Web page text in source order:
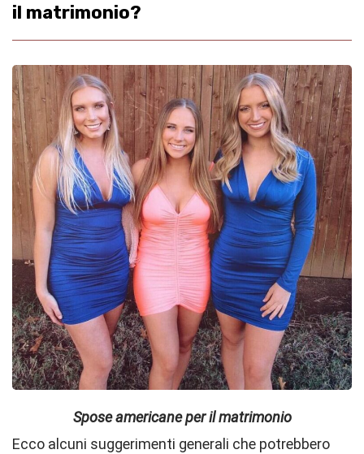
il matrimonio?
Spose americane per il matrimonio
Ecco alcuni suggerimenti generali che potrebbero